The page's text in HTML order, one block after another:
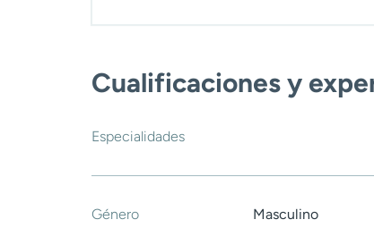
Cualificaciones y
Especialidades
Género Masculino